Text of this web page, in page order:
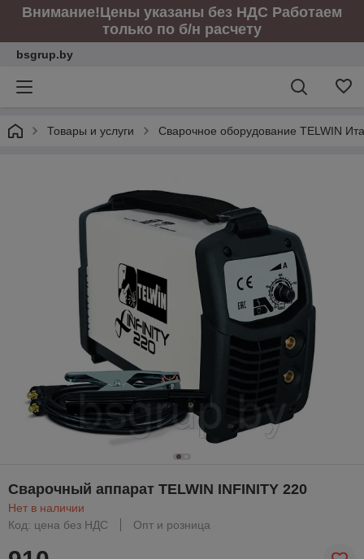
Внимание!Цены указаны без НДС Работаем
только по б/н расчету
bsgrup.by
Товары и услуги Сварочное оборудование TELWIN
Сварочный аппарат TELWIN INFINITY 220
Нет в наличии
Код: цена без НДС
Опт и розница